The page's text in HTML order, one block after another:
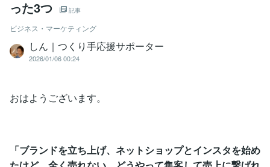
った3つ
記事
ビジネス・マーケティング
しん｜つくり手応援サポーター
2026/01/06 00:24
おはようございます。
「ブランドを立ち上げ、ネットショップとインスタを始め